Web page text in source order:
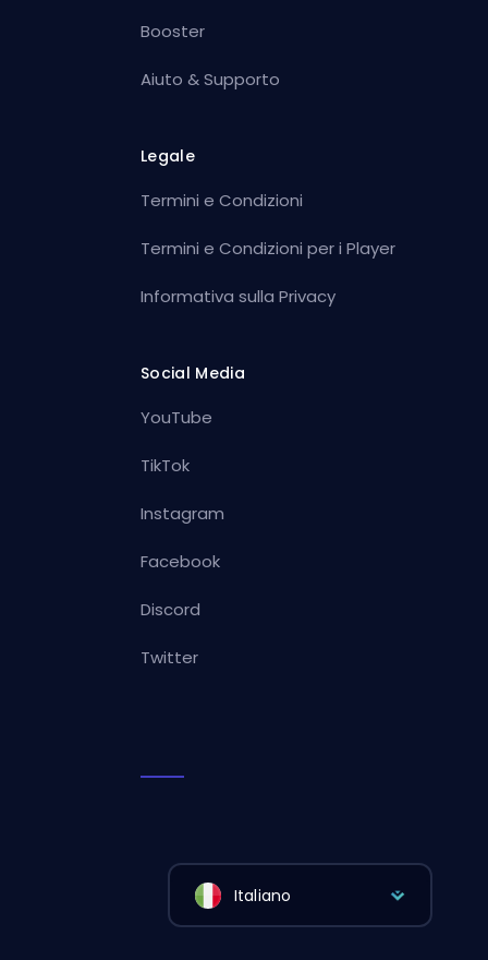
Booster
Aiuto & Supporto
Legale
Termini e Condizioni
Termini e Condizioni per i Player
Informativa sulla Privacy
Social Media
YouTube
TikTok
Instagram
Facebook
Discord
Twitter
Italiano